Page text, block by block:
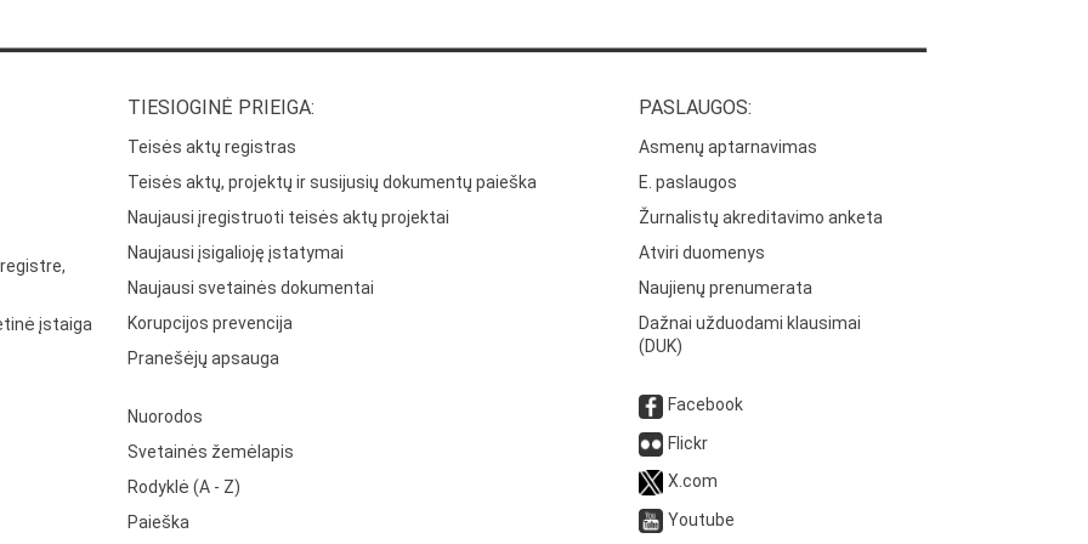
įstaiga
TIESIOGINĖ PRIEIGA:
Teisės aktų registras
Teisės aktų, projektų ir susijusių dokumentų paieška
Naujausi įregistruoti teisės aktų projektai
Naujausi įsigalioję įstatymai
Naujausi svetainės dokumentai
Korupcijos prevencija
Pranešėjų apsauga
Nuorodos
Svetainės žemėlapis
Rodyklė (A - Z)
Paieška
PASLAUGOS:
Asmenų aptarnavimas
E. paslaugos
Žurnalistų akreditavimo anketa
Atviri duomenys
Naujienų prenumerata
Dažnai užduodami klausimai
(DUK)
Facebook
Flickr
X.com
Youtube